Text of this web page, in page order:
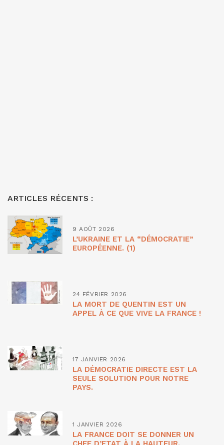
ARTICLES RÉCENTS :
9 AOÛT 2026
L’UKRAINE ET LA “DÉMOCRATIE”
EUROPÉENNE. (1)
24 FÉVRIER 2026
LA MORT DE QUENTIN EST UN
APPEL À CE QUE VIVE LA FRANCE !
17 JANVIER 2026
LA DÉMOCRATIE DIRECTE EST LA
SEULE SOLUTION POUR NOTRE
PAYS.
1 JANVIER 2026
LA FRANCE DOIT SE DONNER UN